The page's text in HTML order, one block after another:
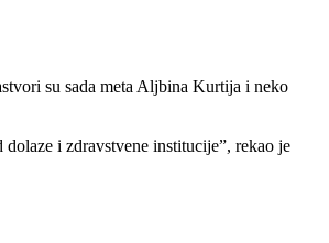
su sada meta Aljbina Kurtija i neko
i zdravstvene institucije”, rekao je